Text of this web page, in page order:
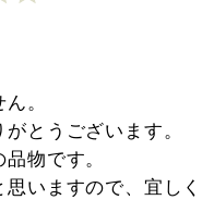
。
とうございます。
物です。
いますので、宜しく